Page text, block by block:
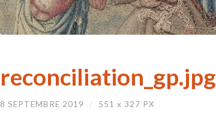
reconciliation_gp.jpg
8 SEPTEMBRE 2019 / 551 x 327 PX